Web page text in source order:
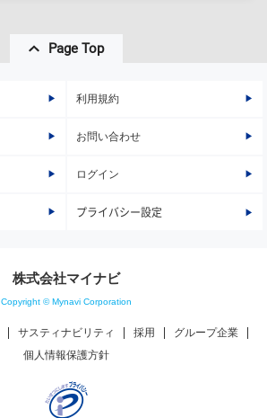
Page Top
利用規約
お問い合わせ
ログイン
プライバシー設定
株式会社マイナビ
Copyright © Mynavi Corporation
サスティナビリティ 採用
グループ企業
個人情報保護方針